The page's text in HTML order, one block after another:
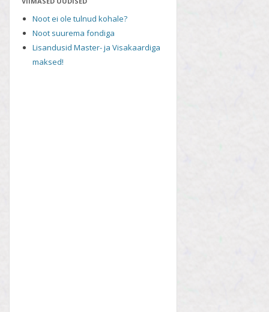
Noot ei ole tulnud kohale?
Noot suurema fondiga
Lisandusid Master- ja Visakaardiga
maksed!